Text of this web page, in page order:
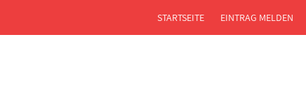
STARTSEITE EINTRAG MELDEN